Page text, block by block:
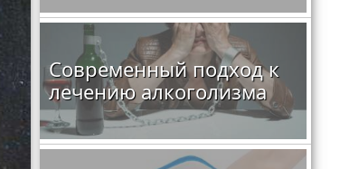
Современный подход к
лечению алкоголизма